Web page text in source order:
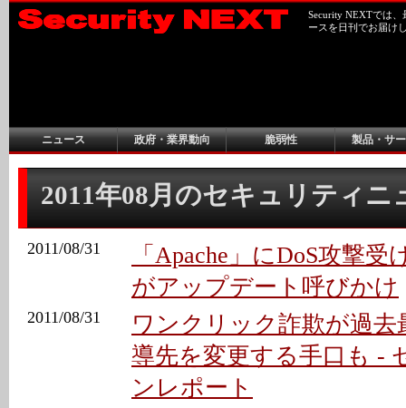
Security NEXTでは
ースを日刊でお届け
ニュース 政府・業界動向 脆弱性 製品・サ
2011年08月のセキュリティニ
2011/08/31
「Apache」にDoS攻撃
がアップデート呼びかけ
2011/08/31
ワンクリック詐欺が過去
導先を変更する手口も -
ンレポート